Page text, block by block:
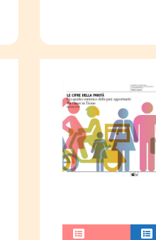
ruolo sociale e
scuola
Legge parità
scelta
immagini
progetto